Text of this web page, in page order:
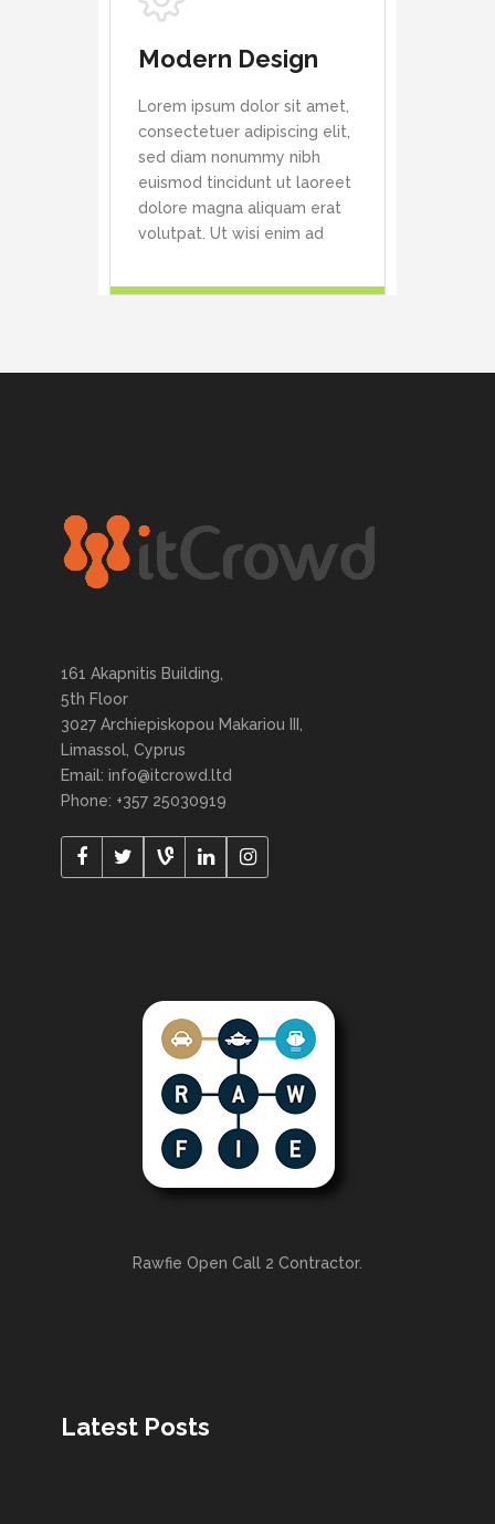
Modern Design
Lorem ipsum dolor sit amet,
consectetuer adipiscing elit,
sed diam nonummy nibh
euismod tincidunt ut laoreet
dolore magna aliquam erat
volutpat. Ut wisi enim ad
161 Akapnitis Building,
5th Floor
3027 Archiepiskopou Makariou III,
Limassol, Cyprus
Email: info@itcrowd.ltd
Phone: +357 25030919
Rawfie Open Call 2 Contractor.
Latest Posts